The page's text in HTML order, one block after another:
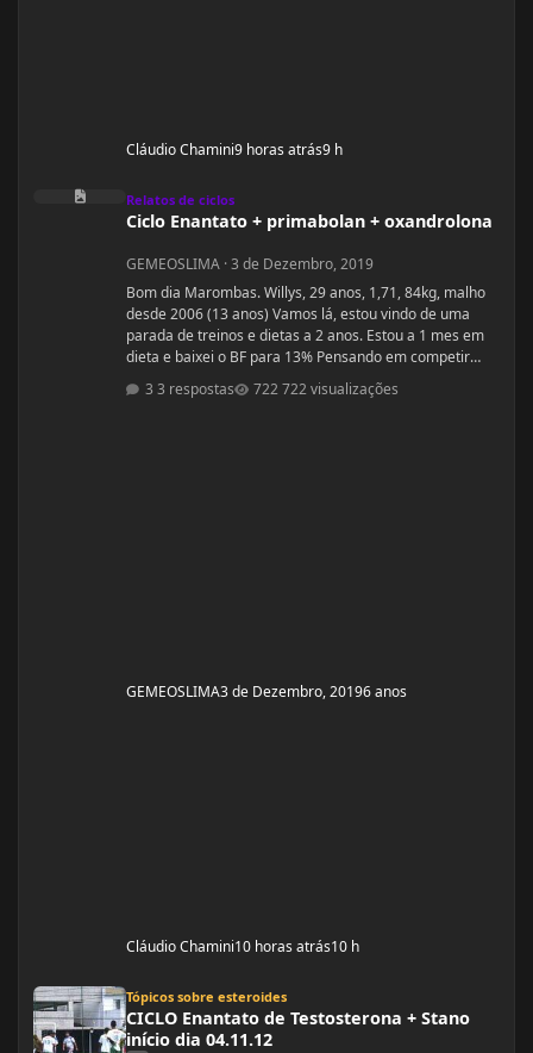
Cláudio Chamini9 horas atrás9 h
Ciclo Enantato + primabolan + oxandrolona
Relatos de ciclos
Ciclo Enantato + primabolan + oxandrolona
GEMEOSLIMA ·3 de Dezembro, 2019
Bom dia Marombas. Willys, 29 anos, 1,71, 84kg, malho
desde 2006 (13 anos) Vamos lá, estou vindo de uma
parada de treinos e dietas a 2 anos. Estou a 1 mes em
dieta e baixei o BF para 13% Pensando em competir
estreantes ano que vem se tudo ocorrer bem até abril.
(Secar e corrigir os pontos fracos) Anexo, os exames
3 respostas 722 visualizações
GEMEOSLIMA3 de Dezembro, 20196 anos
Cláudio Chamini10 horas atrás10 h
Tópicos sobre esteroides
CICLO Enantato de Testosterona + Stano
início dia 04.11.12